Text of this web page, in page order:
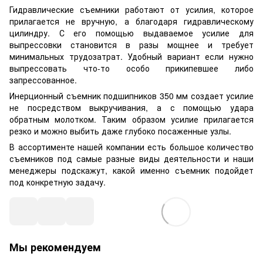
Гидравлические съемники работают от усилия, которое
прилагается не вручную, а благодаря гидравлическому
цилиндру. С его помощью выдаваемое усилие для
выпрессовки становится в разы мощнее и требует
минимальных трудозатрат. Удобный вариант если нужно
выпрессовать что-то особо прикипевшее либо
запрессованное.
Инерционный съемник подшипников 350 мм создает усилие
не посредством выкручивания, а с помощью удара
обратным молотком. Таким образом усилие прилагается
резко и можно выбить даже глубоко посаженные узлы.
В ассортименте нашей компании есть большое количество
съемников под самые разные виды деятельности и наши
менеджеры подскажут, какой именно съемник подойдет
под конкретную задачу.
Мы рекомендуем